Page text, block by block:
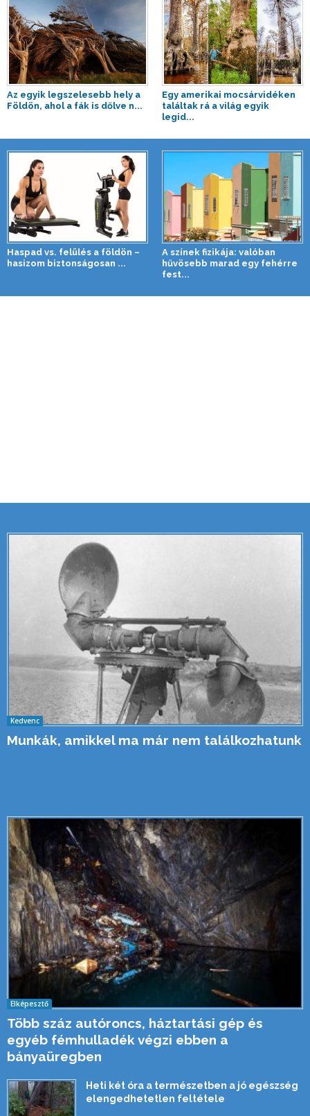
Az egyik legszelesebb hely a
Földön, ahol a fák is dőlve n...
Egy amerikai mocsárvidéken
találtak rá a világ egyik
legid...
Haspad vs. felülés a földön –
hasizom biztonságosan ...
A színek fizikája: valóban
hűvösebb marad egy fehérre
fest...
Kedvenc
Munkák, amikkel ma már nem találkozhatunk
Elképesztő
Több száz autóroncs, háztartási gép és
egyéb fémhulladék végzi ebben a
bányaüregben
Heti két óra a természetben a jó egészség
elengedhetetlen feltétele